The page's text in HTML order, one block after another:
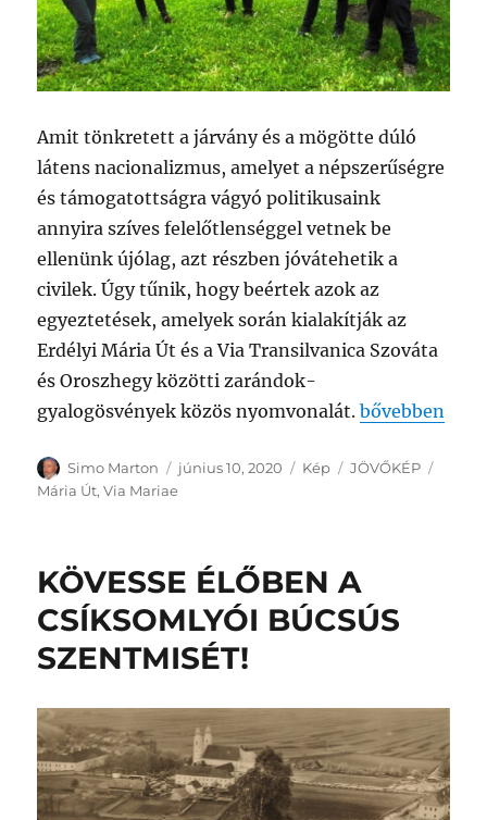
Amit tönkretett a járvány és a mögötte dúló
látens nacionalizmus, amelyet a népszerűségre
és támogatottságra vágyó politikusaink
annyira szíves felelőtlenséggel vetnek be
ellenünk újólag, azt részben jóvátehetik a
civilek. Úgy tűnik, hogy beértek azok az
egyeztetések, amelyek során kialakítják az
Erdélyi Mária Út és a Via Transilvanica Szováta
és Oroszhegy közötti zarándok-
gyalogösvények közös nyomvonalát.„A MÁRIA ÚT
bővebben
Szerző
Simo Marton Közzétéve
június 10, 2020 Forma
Kép Kategória
JÖVŐKÉP
Mária Út,Via Mariae
KÖVESSE ÉLŐBEN A
CSÍKSOMLYÓI BÚCSÚS
SZENTMISÉT!